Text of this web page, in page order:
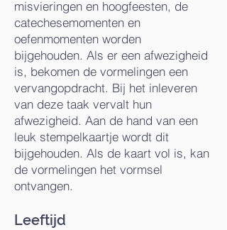
misvieringen en hoogfeesten, de
catechesemomenten en
oefenmomenten worden
bijgehouden. Als er een afwezigheid
is, bekomen de vormelingen een
vervangopdracht. Bij het inleveren
van deze taak vervalt hun
afwezigheid. Aan de hand van een
leuk stempelkaartje wordt dit
bijgehouden. Als de kaart vol is, kan
de vormelingen het vormsel
ontvangen.
Leeftijd